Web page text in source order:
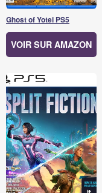
Ghost of Yotei PS5
VOIR SUR AMAZON